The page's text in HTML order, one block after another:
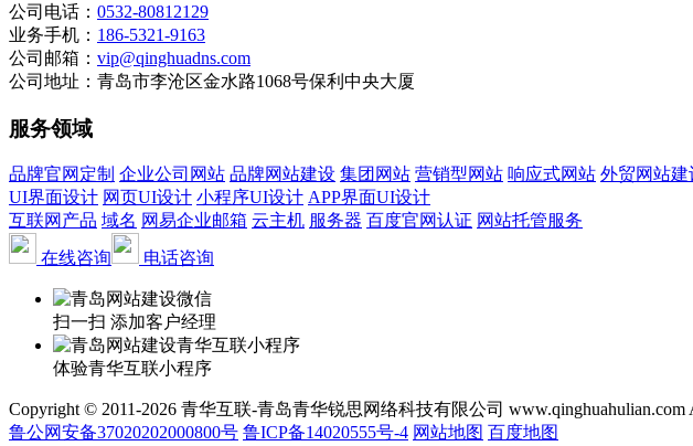
公司电话： 0532-80812129
业务手机： 186-5321-9163
公司邮箱： vip@qinghuadns.com
公司地址：青岛市李沧区金水路1068号保利中央大厦
服务领域
品牌官网定制 企业公司网站 品牌网站建设 集团网站 营销型网站 响应式网站 外贸网站建
UI界面设计 网页UI设计 小程序UI设计 APP界面UI设计
互联网产品 域名 网易企业邮箱 云主机 服务器 百度官网认证 网站托管服务
在线咨询
电话咨询
扫一扫 添加客户经理
体验青华互联小程序
Copyright © 2011-2026 青华互联-青岛青华锐思网络科技有限公司 www.qinghuahulian.com
鲁公网安备37020202000800号 鲁ICP备14020555号-4 网站地图 百度地图